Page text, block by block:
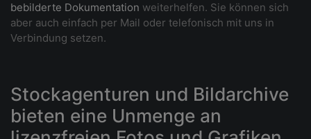
bebilderte Dokumentation weiterhelfen. Sie können sich
aber auch einfach per Mail oder telefonisch mit uns in
Verbindung setzen.
Stockagenturen und Bildarchive
bieten eine Unmenge an